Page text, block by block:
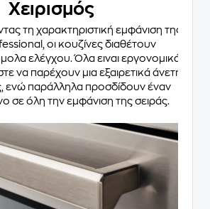
Χειρισμός
τη χαρακτηριστική εμφάνιση της
οι κουζίνες διαθέτουν
ελέγχου. Όλα ειναι εργονομικά
να παρέχουν μια εξαιρετικά άνετη
ενώ παράλληλα προσδίδουν έναν
σε όλη την εμφάνιση της σειράς.